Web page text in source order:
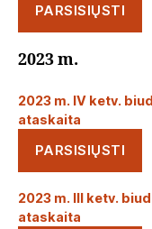
PARSISIŲSTI
2023 m.
2023 m. IV ketv.
ataskaita
PARSISIŲSTI
2023 m. III ketv.
ataskaita